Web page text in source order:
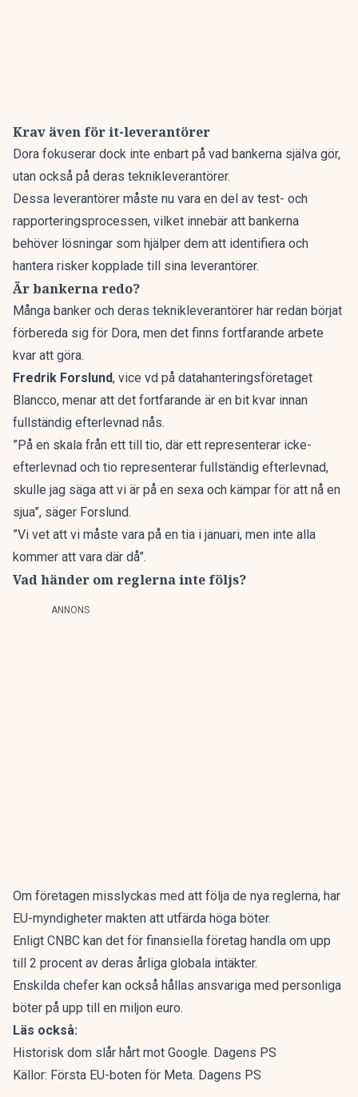
Krav även för it-leverantörer
Dora fokuserar dock inte enbart på vad bankerna själva gör,
utan också på deras teknikleverantörer.
Dessa leverantörer måste nu vara en del av test- och
rapporteringsprocessen, vilket innebär att bankerna
behöver lösningar som hjälper dem att identifiera och
hantera risker kopplade till sina leverantörer.
Är bankerna redo?
Många banker och deras teknikleverantörer har redan börjat
förbereda sig för Dora, men det finns fortfarande arbete
kvar att göra.
Fredrik Forslund, vice vd på datahanteringsföretaget
Blancco, menar att det fortfarande är en bit kvar innan
fullständig efterlevnad nås.
”På en skala från ett till tio, där ett representerar icke-
efterlevnad och tio representerar fullständig efterlevnad,
skulle jag säga att vi är på en sexa och kämpar för att nå en
sjua”, säger Forslund.
”Vi vet att vi måste vara på en tia i januari, men inte alla
kommer att vara där då”.
Vad händer om reglerna inte följs?
ANNONS
Om företagen misslyckas med att följa de nya reglerna, har
EU-myndigheter makten att utfärda höga böter.
Enligt CNBC kan det för finansiella företag handla om upp
till 2 procent av deras årliga globala intäkter.
Enskilda chefer kan också hållas ansvariga med personliga
böter på upp till en miljon euro.
Läs också:
Historisk dom slår hårt mot Google. Dagens PS
Källor: Första EU-boten för Meta. Dagens PS